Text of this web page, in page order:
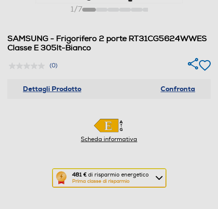
1/7
SAMSUNG - Frigorifero 2 porte RT31CG5624WWES
Classe E 305lt-Bianco
(0)
Dettagli Prodotto Confronta
Scheda informativa
481 €di risparmio energetico
Prima classe di risparmio
Questa
azione